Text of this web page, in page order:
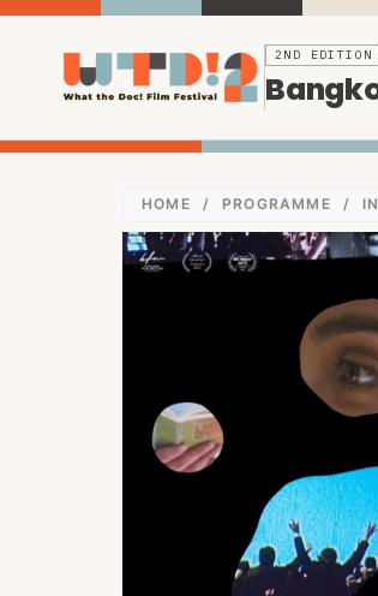
2ND EDITION
HOME / PROGRAMME /